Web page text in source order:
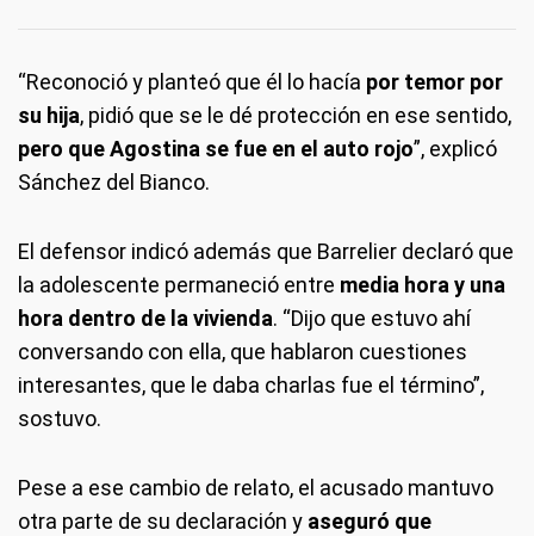
“Reconoció y planteó que él lo hacía por temor por
su hija, pidió que se le dé protección en ese sentido,
pero que Agostina se fue en el auto rojo”, explicó
Sánchez del Bianco.
El defensor indicó además que Barrelier declaró que
la adolescente permaneció entre media hora y una
hora dentro de la vivienda. “Dijo que estuvo ahí
conversando con ella, que hablaron cuestiones
interesantes, que le daba charlas fue el término”,
sostuvo.
Pese a ese cambio de relato, el acusado mantuvo
otra parte de su declaración y aseguró que